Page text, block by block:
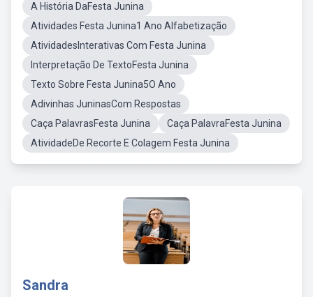
A História DaFesta Junina
Atividades Festa Junina1 Ano Alfabetização
AtividadesInterativas Com Festa Junina
Interpretação De TextoFesta Junina
Texto Sobre Festa Junina5O Ano
Adivinhas JuninasCom Respostas
Caça PalavrasFesta Junina
Caça PalavraFesta Junina
AtividadeDe Recorte E Colagem Festa Junina
Sandra